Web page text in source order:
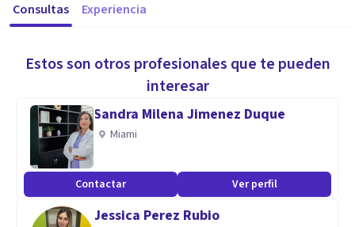
Consultas Experiencia
Estos son otros profesionales que te pueden
interesar
Sandra Milena Jimenez Duque
Miami
Contactar Ver perfil
Jessica Perez Rubio